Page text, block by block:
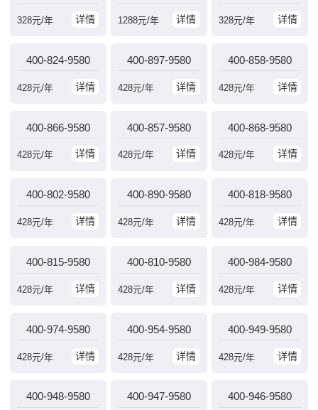
详情
328元/年 详情
1288元/年 详情
328元/年
400-824-9580
详情
428元/年
400-897-9580
详情
428元/年
400-858-9580
详情
428元/年
400-866-9580
详情
428元/年
400-857-9580
详情
428元/年
400-868-9580
详情
428元/年
400-802-9580
详情
428元/年
400-890-9580
详情
428元/年
400-818-9580
详情
428元/年
400-815-9580
详情
428元/年
400-810-9580
详情
428元/年
400-984-9580
详情
428元/年
400-974-9580
详情
428元/年
400-954-9580
详情
428元/年
400-949-9580
详情
428元/年
400-948-9580 400-947-9580 400-946-9580